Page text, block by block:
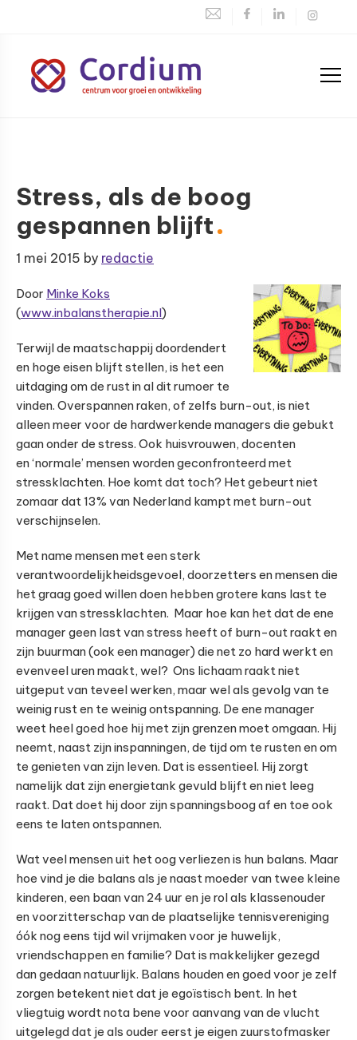
hoofdnavigatie
hoofd
inhoud
voettekst
ontwikkeling
Stress, als de boog
gespannen blijft
1 mei 2015 by redactie
Door Minke Koks
(www.inbalanstherapie.nl)
Terwijl de maatschappij doordendert
en hoge eisen blijft stellen, is het een
uitdaging om de rust in al dit rumoer te
vinden. Overspannen raken, of zelfs burn-out, is niet
alleen meer voor de hardwerkende managers die gebukt
gaan onder de stress. Ook huisvrouwen, docenten
en ‘normale’ mensen worden geconfronteerd met
stressklachten. Hoe komt dat toch? Het gebeurt niet
zomaar dat 13% van Nederland kampt met burn-out
verschijnselen.
Met name mensen met een sterk
verantwoordelijkheidsgevoel, doorzetters en mensen die
het graag goed willen doen hebben grotere kans last te
krijgen van stressklachten. Maar hoe kan het dat de ene
manager geen last van stress heeft of burn-out raakt en
zijn buurman (ook een manager) die net zo hard werkt en
evenveel uren maakt, wel? Ons lichaam raakt niet
uitgeput van teveel werken, maar wel als gevolg van te
weinig rust en te weinig ontspanning. De ene manager
weet heel goed hoe hij met zijn grenzen moet omgaan. Hij
neemt, naast zijn inspanningen, de tijd om te rusten en om
te genieten van zijn leven. Dat is essentieel. Hij zorgt
namelijk dat zijn energietank gevuld blijft en niet leeg
raakt. Dat doet hij door zijn spanningsboog af en toe ook
eens te laten ontspannen.
Wat veel mensen uit het oog verliezen is hun balans. Maar
hoe vind je die balans als je naast moeder van twee kleine
kinderen, een baan van 24 uur en je rol als klassenouder
en voorzitterschap van de plaatselijke tennisvereniging
óók nog eens tijd wil vrijmaken voor je huwelijk,
vriendschappen en familie? Dat is makkelijker gezegd
dan gedaan natuurlijk. Balans houden en goed voor je zelf
zorgen betekent niet dat je egoïstisch bent. In het
vliegtuig wordt nota bene voor aanvang van de vlucht
uitgelegd dat je als ouder eerst je eigen zuurstofmasker